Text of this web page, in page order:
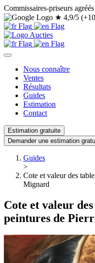
Commissaires-priseurs
★ 4,9/5
Nous connaître
Ventes
Résultats
Guides
Estimation
Contact
Estimation gratuite
Demander une estimation
Guides
>
Cote et valeur des
Mignard
Cote et valeur
peintures de